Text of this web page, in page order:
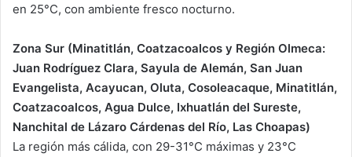
en 25°C, con ambiente fresco nocturno.
Zona Sur (Minatitlán, Coatzacoalcos y Región Olmeca:
Juan Rodríguez Clara, Sayula de Alemán, San Juan
Evangelista, Acayucan, Oluta, Cosoleacaque, Minatitlán,
Coatzacoalcos, Agua Dulce, Ixhuatlán del Sureste,
Nanchital de Lázaro Cárdenas del Río, Las Choapas)
La región más cálida, con 29-31°C máximas y 23°C